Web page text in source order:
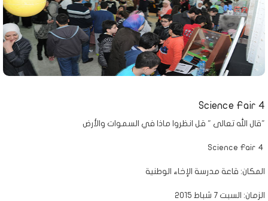
Science Fair 4
قال الله تعالى " قل انظروا ماذا في السموات والأرض"
Science Fair 4
المكان: قاعة مدرسة الإخاء الوطنية
الزمان: السبت 7 شباط 2015